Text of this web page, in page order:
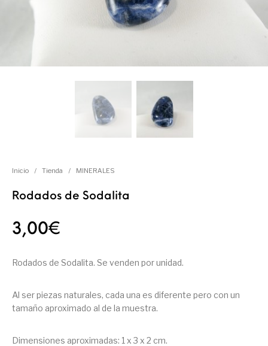
FÓSILES JOYAS
CONSUMO
Inicio / Tienda / MINERALES
Rodados de Sodalita
3,00€
Rodados de Sodalita. Se venden por unidad.
Al ser piezas naturales, cada una es diferente pero con un
tamaño aproximado al de la muestra.
Dimensiones aproximadas: 1 x 3 x 2 cm.